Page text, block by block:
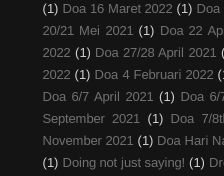
(1) Doa 16 Maret 2022 (1) Doa
20/21 Mei 2021 (1) Doa 22
2022 (1) Doa 27/28 April 2021
2022 (1) Doa 4 Februari 2022
Doa 6/7 April 2021 (1) Doa
September 2021
(1)
Doa 7/
November 2021 (1) Doa Hari
(1) Doing not just saying! (1)